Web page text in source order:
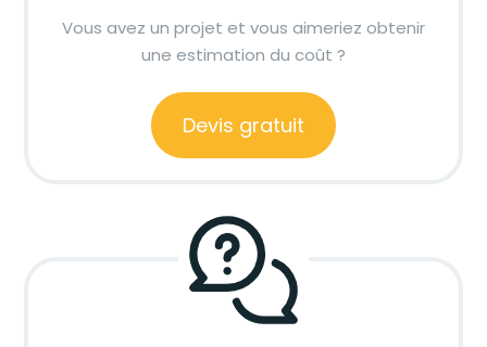
Vous avez un projet et vous aimeriez obtenir
une estimation du coût ?
Devis gratuit